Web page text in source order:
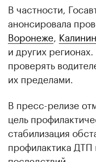
В частности,
анонсировала
Воронеже
и других
проверять
их пределами.
В пресс-релизе
цель
стабилизация
профилактика